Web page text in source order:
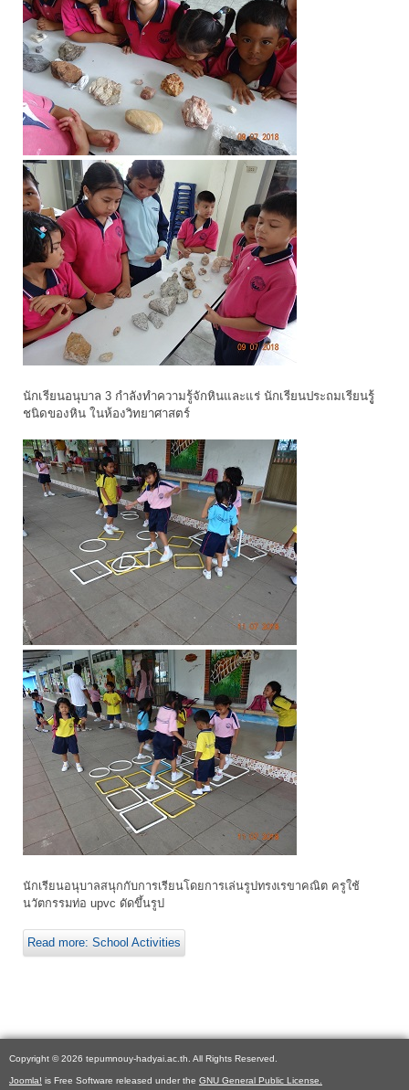
นักเรียนอนุบาล 3 กำลังทำความรู้จักหินและแร่ นักเรียนประถมเรียนรูู้
ชนิดของหิน ในห้องวิทยาศาสตร์
นักเรียนอนุบาลสนุกกับการเรียนโดยการเล่นรูปทรงเรขาคณิต ครูใช้
นวัตกรรมท่อ upvc ดัดขึ้นรูป
Read more: School Activities
Copyright © 2026 tepumnouy-hadyai.ac.th. All Rights Reserved.
Joomla! is Free Software released under the GNU General Public License.